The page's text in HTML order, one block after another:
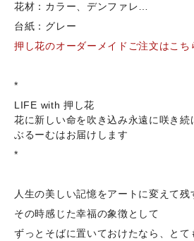
花材：カラー、デンファレ…
台紙：グレー
押し花のオーダーメイドご注文はこち
*
LIFE with 押し花
花に新しい命を吹き込み永遠に咲き続
ぶるーむはお届けします
*
人生の美しい記憶をアートに変えて残
その時感じた幸福の象徴として
ずっとそばに置いておけたなら、とて